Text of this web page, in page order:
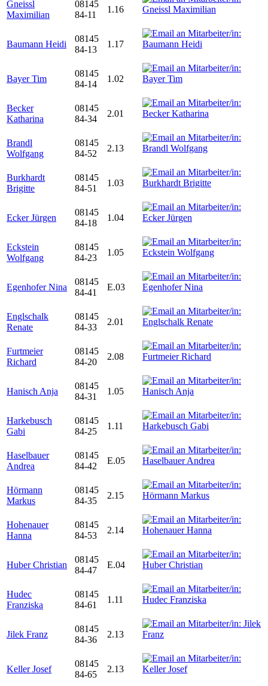
Gneissl
Maximilian
08145
84-11
1.16
Baumann Heidi
08145
84-13
1.17
Bayer Tim
08145
84-14
1.02
Becker
Katharina
08145
84-34
2.01
Brandl
Wolfgang
08145
84-52
2.13
Burkhardt
Brigitte
08145
84-51
1.03
Ecker Jürgen
08145
84-18
1.04
Eckstein
Wolfgang
08145
84-23
1.05
Egenhofer Nina
08145
84-41
E.03
Englschalk
Renate
08145
84-33
2.01
Furtmeier
Richard
08145
84-20
2.08
Hanisch Anja
08145
84-31
1.05
Harkebusch
Gabi
08145
84-25
1.11
Haselbauer
Andrea
08145
84-42
E.05
Hörmann
Markus
08145
84-35
2.15
Hohenauer
Hanna
08145
84-53
2.14
Huber Christian
08145
84-47
E.04
Hudec
Franziska
08145
84-61
1.11
Jilek Franz
08145
84-36
2.13
Keller Josef
08145
84-65
2.13